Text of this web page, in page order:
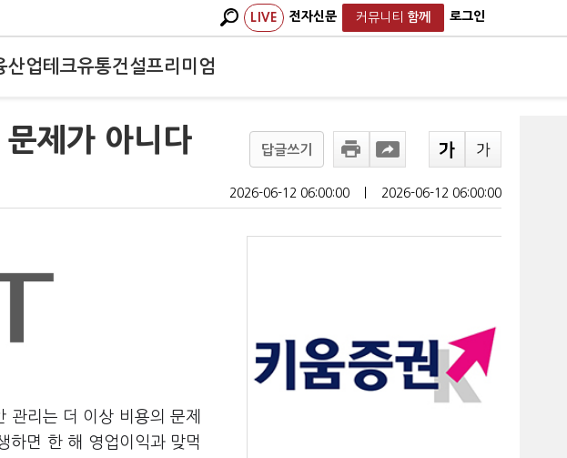
LIVE 전자신문 커뮤니티 함께 로그인
산업테크유통건설프리미엄
제가 아니다 답글쓰기
2026-06-12 06:00:00 2026-06-12 06:00:00
관리는 더 이상 비용의 문제
하면 한 해 영업이익과 맞먹